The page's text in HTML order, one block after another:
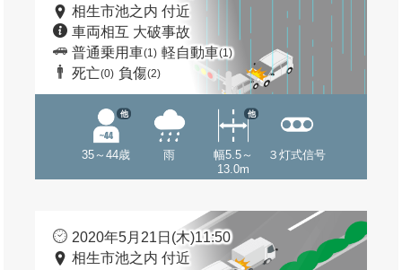
相生市池之内 付近
車両相互 大破事故
普通乗用車(1) 軽自動車(1)
死亡(0) 負傷(2)
35～44歳
他
雨
幅5.5～
13.0m
他
３灯式信号
2020年5月21日(木)11:50
相生市池之内 付近